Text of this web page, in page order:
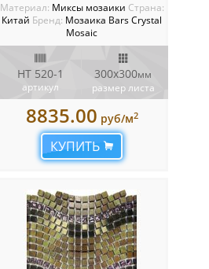
Материал: Миксы мозаики Cтрана:
Китай Бренд: Мозаика Bars Crystal
Mosaic
HT 520-1
артикул
300x300мм
размер листа
8835.00 руб/м2
КУПИТЬ